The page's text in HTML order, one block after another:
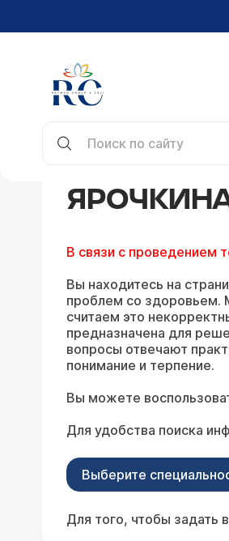
В связи с проведением
Вы находитесь на
проблем со здоровьем.
считаем это
предназначена для
вопросы отвечают
понимание и терпение.
Вы можете
Для удобства поиска
Выберите
Для того, чтобы задать